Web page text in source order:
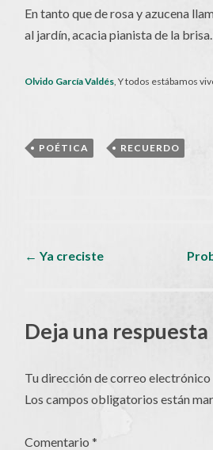
En tanto que de rosa y azucena
al jardín, acacia pianista de la brisa.
Olvido García Valdés , Y todos estábamos
POÉTICA , RECUERDO
Navegador
artículos
← Ya creciste
Deja una respuesta
Tu dirección de correo electrónico
Los campos obligatorios están
Comentario*